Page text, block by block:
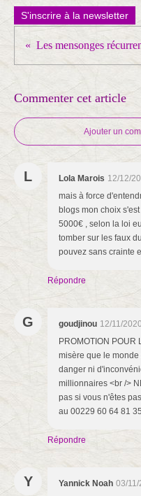
S'inscrire à la newsletter
Commenter cet article
Ajouter un
L Lola Marois 12/12/
mais à force
blogs mon choix
5000€ , selon la loi
tomber sur les faux
pouvez sans crainte
Répondre
G goudjinou 12/11/
PROMOTION
misère que le
danger ni
millionnaires <br />
pas si vous n'êtes
au 00229 60 64 81
Répondre
Y Yannick Noah 03/